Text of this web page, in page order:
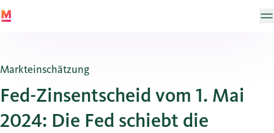
Markteinschätzung
Fed-Zinsentscheid vom 1. Mai
2024: Die Fed schiebt die